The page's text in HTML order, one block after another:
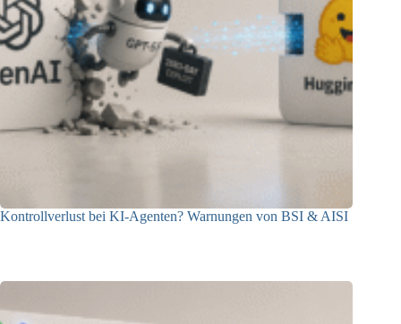
Kontrollverlust bei KI-Agenten? Warnungen von BSI & AISI